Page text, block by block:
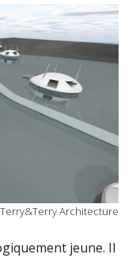
Terry&Terry Architecture
jeune. Il